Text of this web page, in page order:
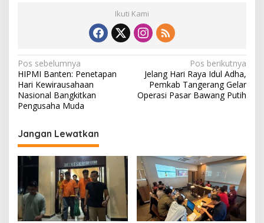
Ikuti Kami
N
a
v
i
g
a
s
i
p
o
Pos sebelumnya
HIPMI Banten: Penetapan
Hari Kewirausahaan
Nasional Bangkitkan
Pengusaha Muda
Pos berikutnya
Jelang Hari Raya Idul Adha,
Pemkab Tangerang Gelar
Operasi Pasar Bawang Putih
Jangan Lewatkan